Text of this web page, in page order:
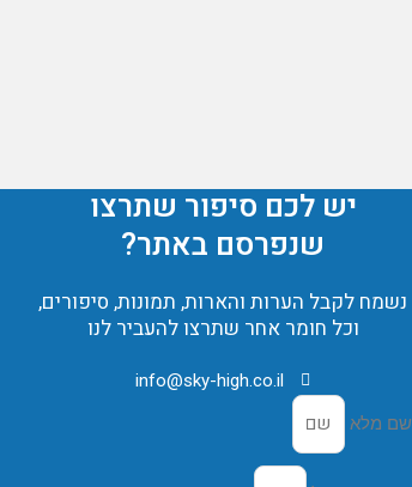
יש לכם סיפור שתרצו
שנפרסם באתר?
נשמח לקבל הערות והארות, תמונות, סיפורים,
וכל חומר אחר שתרצו להעביר לנו
info@sky-high.co.il
שם מלא